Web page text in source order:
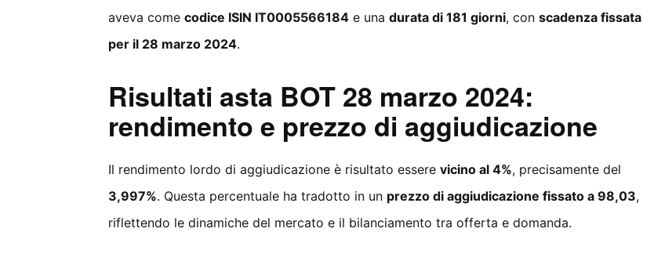
aveva come codice ISIN IT0005566184 e una durata di 181 giorni, con scadenza fissata
per il 28 marzo 2024.
Risultati asta BOT 28 marzo 2024:
rendimento e prezzo di aggiudicazione
Il rendimento lordo di aggiudicazione è risultato essere vicino al 4%, precisamente del
3,997%. Questa percentuale ha tradotto in un prezzo di aggiudicazione fissato a 98,03,
riflettendo le dinamiche del mercato e il bilanciamento tra offerta e domanda.